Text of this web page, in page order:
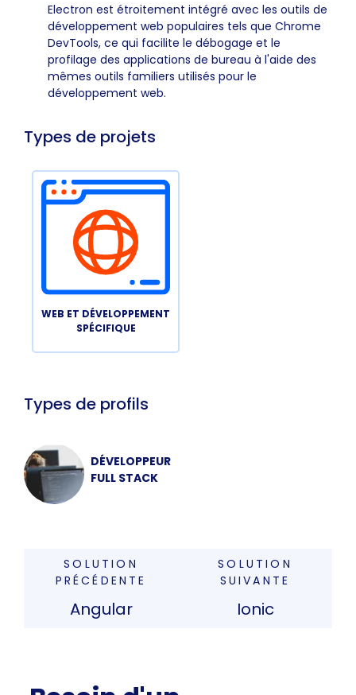
Electron est étroitement intégré avec les outils de
développement web populaires tels que Chrome
DevTools, ce qui facilite le débogage et le
profilage des applications de bureau à l'aide des
mêmes outils familiers utilisés pour le
développement web.
Types de projets
WEB ET DÉVELOPPEMENT
SPÉCIFIQUE
Types de profils
DÉVELOPPEUR
FULL STACK
SOLUTION
PRÉCÉDENTE
Angular
SOLUTION
SUIVANTE
Ionic